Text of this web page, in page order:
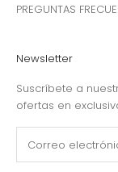
PREGUNTAS
Newsletter
Suscríbete a
ofertas en